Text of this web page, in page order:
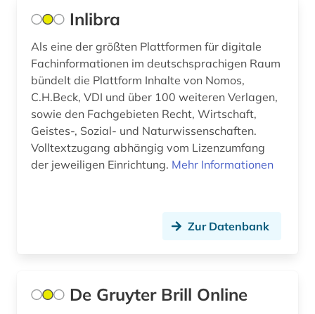
logik (1)
maschinenbau (2)
maschinenwesen (1)
mathematik (4)
matthias (1)
militärwesen (1)
Inlibra
Als eine der größten Plattformen für digitale
Fachinformationen im deutschsprachigen Raum
bündelt die Plattform Inhalte von Nomos,
C.H.Beck, VDI und über 100 weiteren Verlagen,
sowie den Fachgebieten Recht, Wirtschaft,
Geistes-, Sozial- und Naturwissenschaften.
Volltextzugang abhängig vom Lizenzumfang
der jeweiligen Einrichtung. Mehr Informationen
Zur Datenbank
De Gruyter Brill Online